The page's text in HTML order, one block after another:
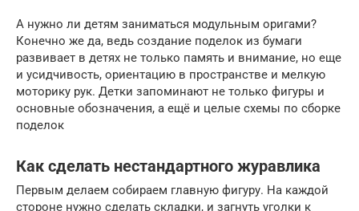
А нужно ли детям заниматься модульным оригами?
Конечно же да, ведь создание поделок из бумаги
развивает в детях не только память и внимание, но еще
и усидчивость, ориентацию в пространстве и мелкую
моторику рук. Детки запоминают не только фигуры и
основные обозначения, а ещё и целые схемы по сборке
поделок
Как сделать нестандартного журавлика
Первым делаем собираем главную фигуру. На каждой
стороне нужно сделать складки, и загнуть уголки к